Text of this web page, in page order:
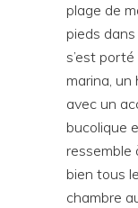
plage de
pieds dans
s’est
marina,
avec un
bucolique
ressemble
bien tous
chambre